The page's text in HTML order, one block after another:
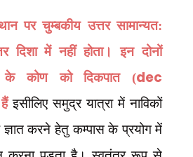
पर चुम्बकीय उत्तर सामान्यत:
दिशा में नहीं होता। इन दोनों
कोण को दिकपात (dec
इसीलिए समुद्र यात्रा में नाविकों
ज्ञात करने हेतु कम्पास के प्रयोग में